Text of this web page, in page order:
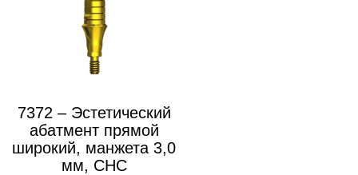
7372 – Эстетический
абатмент прямой
широкий, манжета 3,0
мм, CHC